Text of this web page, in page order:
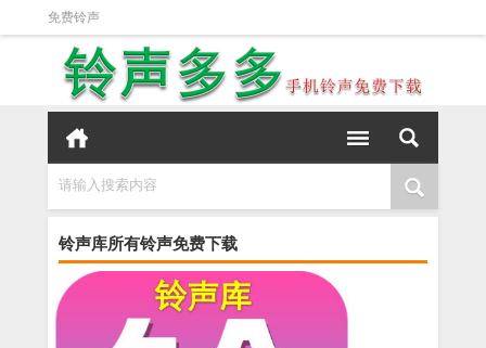
免费铃声
请输入搜索内容
铃声库所有铃声免费下载